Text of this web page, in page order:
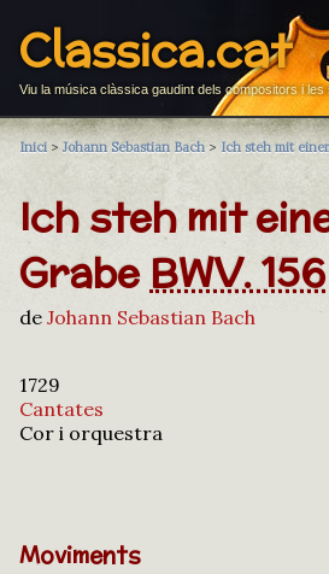
Classica.cat
Viu la música clàssica gaudint dels compositors i
Inici > Johann Sebastian Bach > Ich steh mit
Ich steh mit
GrabeBWV. 156
de Johann Sebastian Bach
1729
Cantates
Cor i orquestra
Moviments